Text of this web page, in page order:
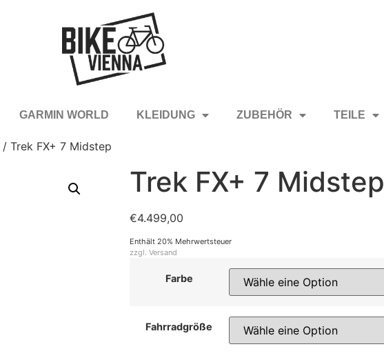
GARMIN WORLD KLEIDUNG ZUBEHÖR TEILE
/ Trek FX+ 7 Midstep
Trek FX+ 7 Midstep
€4.499,00
Enthält 20% Mehrwertsteuer
zzgl. Versand
Farbe
Fahrradgröße